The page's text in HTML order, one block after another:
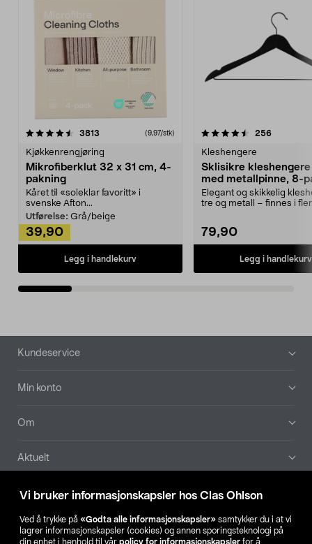
Vi bruker informasjonskapsler hos Clas Ohlson
Ved å trykke på «Godta alle informasjonskapsler» samtykker du i at vi
lagrer informasjonskapsler (cookies) og annen sporingsteknologi på
din enhet i henhold til vår policy for informasjonskapsler for å
3813 anmeldelser(9,97/stk)
Kjøkkenrengjøring
Mikrofiberklut 32 x 31 cm, 4-
pakning
Kåret til «soleklar favoritt» i
svenske Afton...
Utførelse: Grå/beige
39,90
Legg i handlekurv
4.5av 5 stjerner 256
Kleshengere
Sklisikre
med metallpinne, 8-
Elegant og skikkelig
tre og metall – finnes i
79,90
Legg i handlekurv
4.5av 5 stjerner
Bunntekst
Kundeservice
Min konto
Om
Aktuelt
Våre selskaper
Finn din butikk